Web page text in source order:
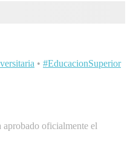
• #EducacionSuperior
oficialmente el